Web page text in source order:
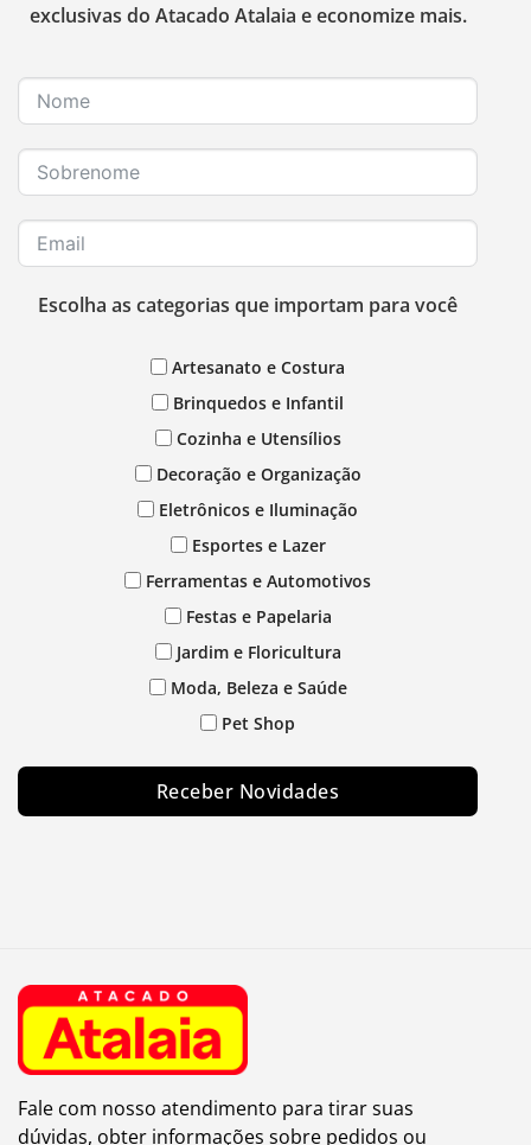
exclusivas do Atacado Atalaia e economize mais.
Escolha as categorias que importam para você
Artesanato e Costura
Brinquedos e Infantil
Cozinha e Utensílios
Decoração e Organização
Eletrônicos e Iluminação
Esportes e Lazer
Ferramentas e Automotivos
Festas e Papelaria
Jardim e Floricultura
Moda, Beleza e Saúde
Pet Shop
Receber Novidades
Fale com nosso atendimento para tirar suas
dúvidas, obter informações sobre pedidos ou